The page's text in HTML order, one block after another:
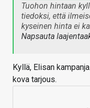
Tuohon hintaan
tiedoksi, että
kyseinen hinta ei
Napsauta
Kyllä, Elisan
kova tarjous.